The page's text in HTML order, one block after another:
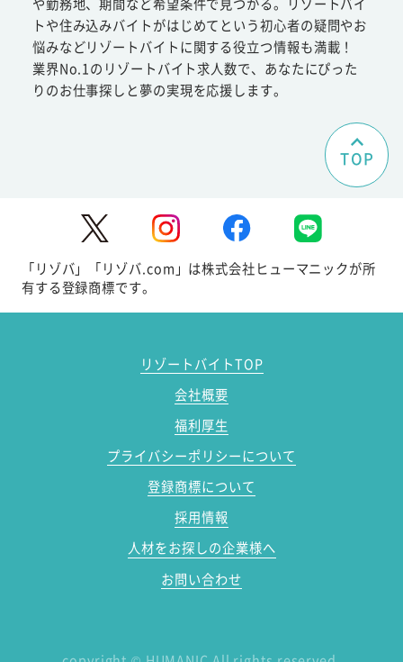
トや住み込みバイトがはじめてという初心者の疑問やお
悩みなどリゾートバイトに関する役立つ情報も満載！
業界No.1のリゾートバイト求人数で、あなたにぴった
りのお仕事探しと夢の実現を応援します。
TOP
「リゾバ」「リゾバ.com」は株式会社ヒューマニックが所
有する登録商標です。
リゾートバイトTOP
会社概要
福利厚生
プライバシーポリシーについて
登録商標について
採用情報
人材をお探しの企業様へ
お問い合わせ